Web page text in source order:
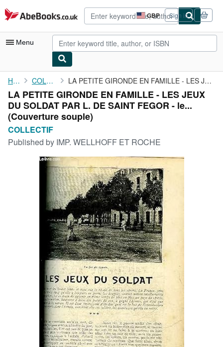
Skip to main content
AbeBooks.co.uk GBP
Site
shopping
preferences
Sign in
Menu
My Account
My Purchases
Advanced Search
Browse Collections
Art & Collectables
CLOSE
Home COLLECTIF LA PETITE GIRONDE EN FAMILLE - LES JEUX DU SOLDAT PAR L. DE ...
LA PETITE GIRONDE EN FAMILLE - LES JEUX
DU SOLDAT PAR L. DE SAINT FEGOR - le...
(Couverture souple)
COLLECTIF
Published by IMP. WELLHOFF ET ROCHE